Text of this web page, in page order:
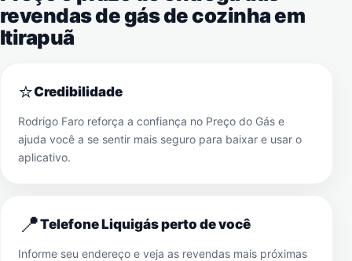
revendas de gás de cozinha em
Itirapuã
⭐Credibilidade
Rodrigo Faro reforça a confiança no Preço do Gás e
ajuda você a se sentir mais seguro para baixar e usar o
aplicativo.
📍Telefone Liquigás perto de você
Informe seu endereço e veja as revendas mais próximas